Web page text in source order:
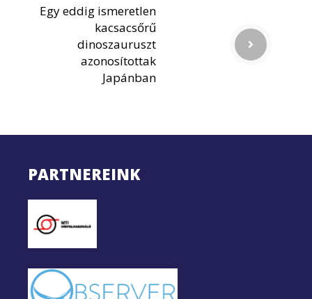
Egy eddig ismeretlen
kacsacsőrű
dinoszauruszt
azonosítottak
Japánban
PARTNEREINK